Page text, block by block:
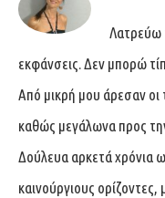
Λατρεύω
εκφάνσεις. Δεν μπορώ
Από μικρή μου άρεσαν οι
καθώς μεγάλωνα προς
Δούλευα αρκετά χρόνια
καινούργιους